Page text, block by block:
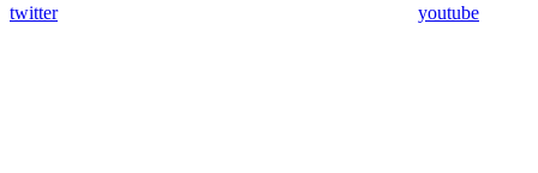
twitter youtube